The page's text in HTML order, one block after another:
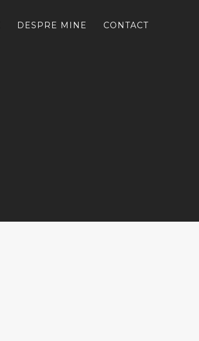
DESPRE MINE CONTACT